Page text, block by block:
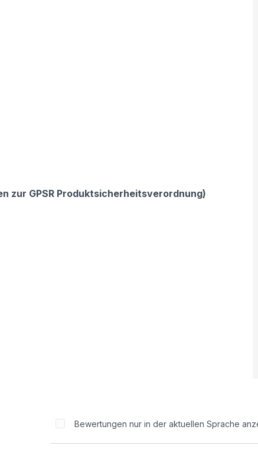
zur GPSR Produktsicherheitsverordnung)
Bewertungen nur in der aktuellen Sprache